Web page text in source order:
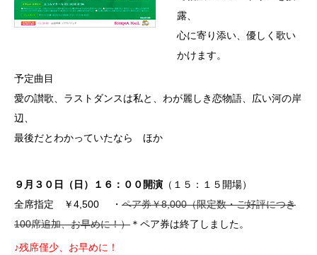
露、
心に寄り添い、優しく歌い
かけます。
予定曲目
愛の讃歌、ラストダンスは私と、わが麗しき恋物語、広い河の岸
辺、
最後だとわかっていたなら ほか
９月３０日（日）１６：００開演 （１５：１５開場）
全席指定 ￥4,500 ・ ペア券￥8,000（限定数・ご好評につき
100席追加、お早めに！） ＊ペア券は終了しました。
♪残席僅少、お早めに！